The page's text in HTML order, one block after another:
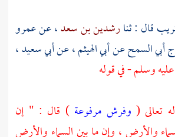
قال : ثنارشدين بن سعد، عنعمرو
أبي السمحعنأبي الهيثم، عنأبي سعيد،
وسلم - في قوله
تعالى ( وفرش مرفوعة) قال : " إن
والأرض ، وإن ما بين السماء والأرض